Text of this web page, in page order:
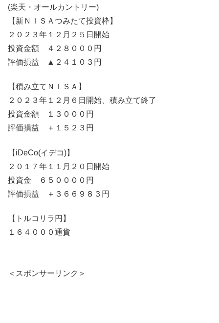
(楽天・オールカントリー)
【新ＮＩＳＡつみたて投資枠】
２０２３年１２月２５日開始
投資金額 ４２８０００円
評価損益 ▲２４１０３円
【積み立てＮＩＳＡ】
２０２３年１２月６日開始、積み立て終了
投資金額 １３０００円
評価損益 ＋１５２３円
【iDeCo(イデコ)】
２０１７年１１月２０日開始
投資金 ６５００００円
評価損益 ＋３６６９８３円
【トルコリラ円】
１６４０００通貨
＜スポンサーリンク＞